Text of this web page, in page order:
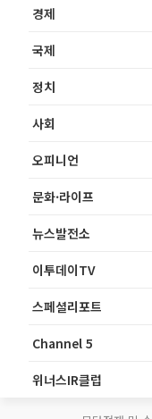
경제
국제
정치
사회
오피니언
문화·라이프
뉴스발전소
이투데이TV
스페셜리포트
Channel 5
위너스IR클럽